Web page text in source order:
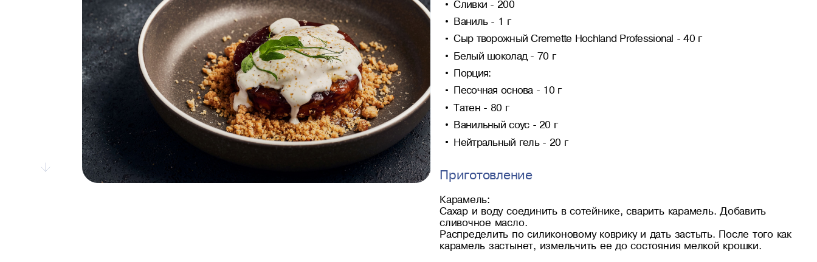
Сливки - 200
Ваниль - 1 г
Сыр творожный Cremette Hochland Professional - 40 г
Белый шоколад - 70 г
Порция:
Песочная основа - 10 г
Татен - 80 г
Ванильный соус - 20 г
Нейтральный гель - 20 г
Приготовление
Карамель:
Сахар и воду соединить в сотейнике, сварить карамель. Добавить
сливочное масло.
Распределить по силиконовому коврику и дать застыть. После того как
карамель застынет, измельчить ее до состояния мелкой крошки.